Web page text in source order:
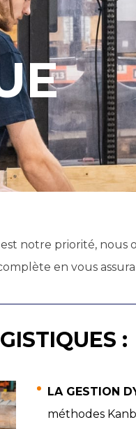
notre priorité,
en vous
:
LA GESTION
méthodes